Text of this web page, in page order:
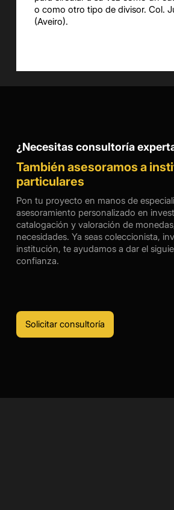
o como otro tipo de divisor. Col.
(Aveiro).
¿Necesitas consultoría
También asesoramos a
particulares
Pon tu proyecto en manos de
asesoramiento personalizado en
catalogación y valoración de
necesidades. Ya seas coleccionista,
institución, te ayudamos a dar el
confianza.
Solicitar consultoría